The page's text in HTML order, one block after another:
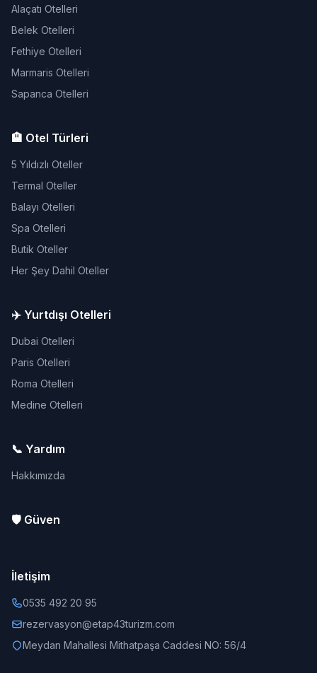
Alaçatı Otelleri
Belek Otelleri
Fethiye Otelleri
Marmaris Otelleri
Sapanca Otelleri
🏨 Otel Türleri
5 Yıldızlı Oteller
Termal Oteller
Balayı Otelleri
Spa Otelleri
Butik Oteller
Her Şey Dahil Oteller
✈️ Yurtdışı Otelleri
Dubai Otelleri
Paris Otelleri
Roma Otelleri
Medine Otelleri
📞 Yardım
Hakkımızda
🛡️ Güven
İletişim
0535 492 20 95
rezervasyon@etap43turizm.com
Meydan Mahallesi Mithatpaşa Caddesi NO: 56/4